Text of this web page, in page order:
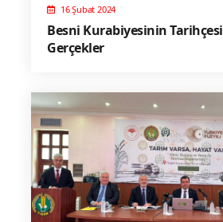
16 Şubat 2024
Besni Kurabiyesinin
Gerçekler